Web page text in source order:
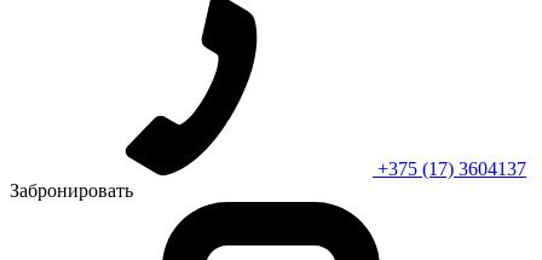
+375 (17) 3604137
Забронировать